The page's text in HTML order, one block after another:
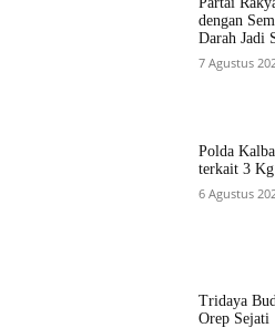
dengan
Darah Jadi
7 Agustus
Polda
terkait 3
6 Agustus
Tridaya
Orep Sejati